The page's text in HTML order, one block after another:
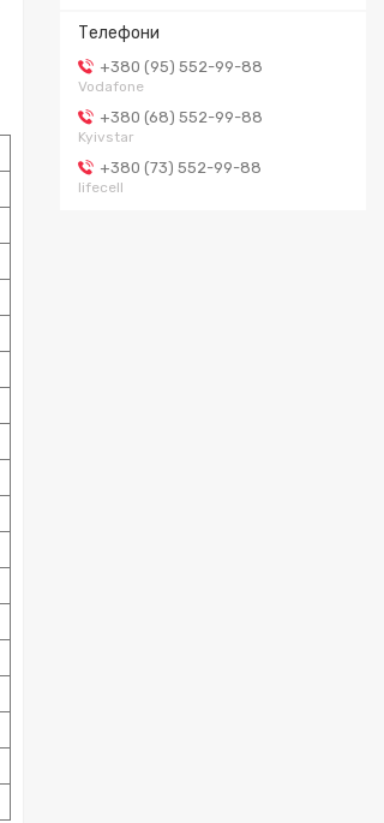
+380 (95) 552-99-88
Vodafone
+380 (68) 552-99-88
Kyivstar
+380 (73) 552-99-88
lifecell